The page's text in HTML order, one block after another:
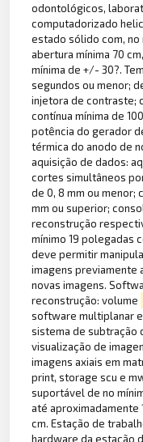
odontológicos,
computadorizado
estado sólido com, no
abertura mínima 70
mínima de +/- 30?.
segundos ou menor;
injetora de contraste;
contínua mínima de
potência do gerador
térmica do anodo de
aquisição de dados:
cortes simultâneos
de 0, 8 mm ou menor;
mm ou superior;
reconstrução
mínimo 19 polegadas
deve permitir
imagens previamente
novas imagens.
reconstrução: volume
software multiplanar
sistema de subtração
visualização de
imagens axiais em
print, storage scu e
suportável de no
até aproximadamente
cm. Estação de
hardware da estação